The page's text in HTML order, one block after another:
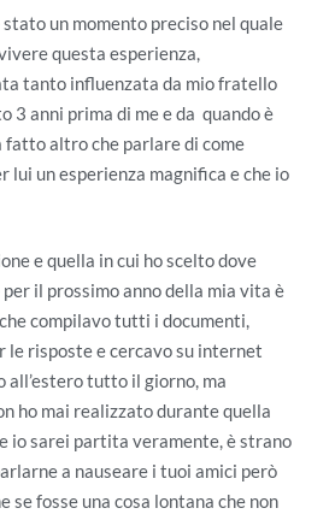
stato un momento preciso nel quale
questa esperienza,
tanto influenzata da mio fratello
3 anni prima di me e da quando è
fatto altro che parlare di come
lui un esperienza magnifica e che io
e quella in cui ho scelto dove
il prossimo anno della mia vita è
compilavo tutti i documenti,
le risposte e cercavo su internet
all’estero tutto il giorno, ma
ho mai realizzato durante quella
io sarei partita veramente, è strano
a nauseare i tuoi amici però
se fosse una cosa lontana che non